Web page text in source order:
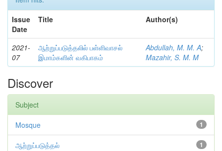
Issue
Date
Title Author(s)
2021-
07
ஆற்றுப்படுத்தலில் பள்ளிவாசல்
இமாம்களின் வகிபாகம்
Abdullah, M. M. A;
Mazahir, S. M. M
Discover
Subject
1
Mosque
1
ஆற்றுப்படுத்தல்